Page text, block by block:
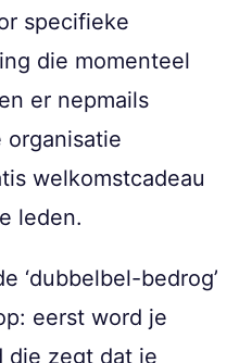
specifieke
die momenteel
er nepmails
organisatie
welkomstcadeau
leden.
‘dubbelbel-bedrog’
eerst word je
die zegt dat je